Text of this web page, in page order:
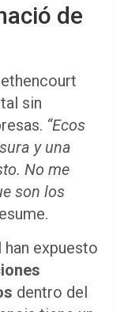
de
sin
“Ecos
y una
No me
son los
expuesto
dentro del